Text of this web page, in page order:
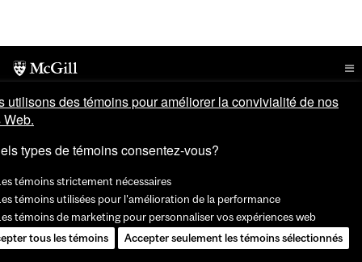
utilisons des témoins pour améliorer la convivialité de nos
types de témoins consentez-vous?
témoins strictement nécessaires
témoins utilisées pour l'amélioration de la performance
témoins de marketing pour personnaliser vos expériences web
tous les témoins
Accepter seulement les témoins sélectionnés